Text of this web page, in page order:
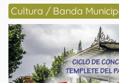
Cultura / Banda